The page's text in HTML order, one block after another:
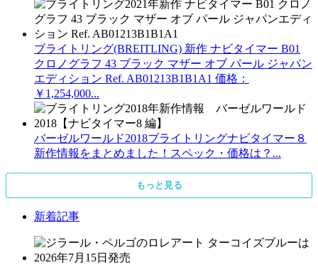
ブライトリング(BREITLING) 新作 ナビタイマー B01
クロノグラフ 43 ブラック マザー オブ パール ジャパン
エディション Ref. AB01213B1B1A1 価格：
￥1,254,000...
バーゼルワールド2018ブライトリングナビタイマー８
新作情報をまとめました！スペック・価格は？...
もっと見る
新着記事